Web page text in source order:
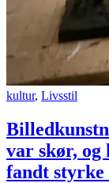
kultur, Livsstil
var skør, og
fandt styrke